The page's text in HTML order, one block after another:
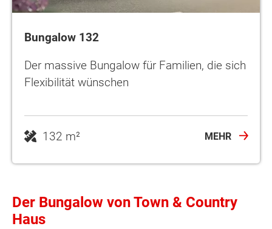
Bungalow 132
Der massive Bungalow für Familien, die sich
Flexibilität wünschen
132 m² MEHR
Der Bungalow von Town & Country
Haus